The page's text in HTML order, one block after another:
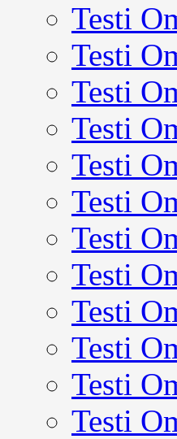
Testi
Testi
Testi
Testi
Testi
Testi
Testi
Testi
Testi
Testi
Testi
Testi